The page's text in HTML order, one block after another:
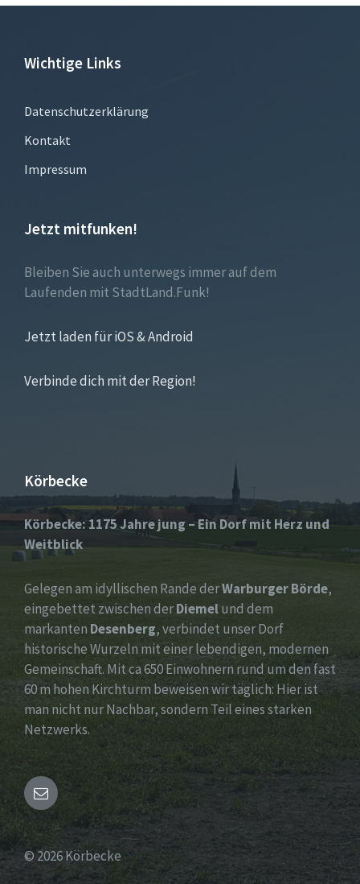
Wichtige Links
Datenschutzerklärung
Kontakt
Impressum
Jetzt mitfunken!
Bleiben Sie auch unterwegs immer auf dem
Laufenden mit StadtLand.Funk!
Jetzt laden für iOS & Android
Verbinde dich mit der Region!
Körbecke
Körbecke: 1175 Jahre jung – Ein Dorf mit Herz und
Weitblick
Gelegen am idyllischen Rande derWarburger Börde,
eingebettet zwischen derDiemelund dem
markanten Desenberg, verbindet unser Dorf
historische Wurzeln mit einer lebendigen, modernen
Gemeinschaft. Mit ca 650 Einwohnern rund um den fast
60 m hohen Kirchturm beweisen wir täglich: Hier ist
man nicht nur Nachbar, sondern Teil eines starken
Netzwerks.
Email
© 2026 Körbecke